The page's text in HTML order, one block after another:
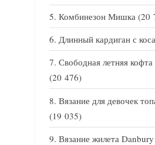
Комбинезон Мишка (20
Длинный кардиган с
Свободная летняя
(20 476)
Вязание для девочек
(19 035)
Вязание жилета Danbury